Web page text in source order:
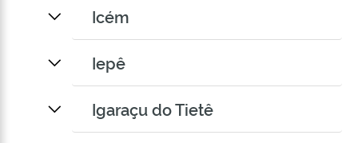
Icém
Iepê
Igaraçu do Tietê